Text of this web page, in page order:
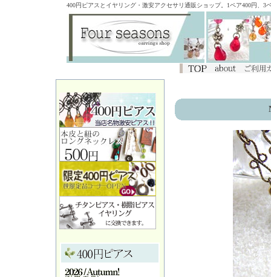
400円ピアスとイヤリング・激安アクセサリ通販ショップ。1ペア400円、